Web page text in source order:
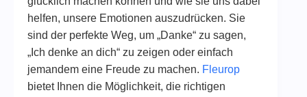
helfen, unsere Emotionen auszudrücken. Sie
sind der perfekte Weg, um „Danke“ zu sagen,
„Ich denke an dich“ zu zeigen oder einfach
jemandem eine Freude zu machen. Fleurop
bietet Ihnen die Möglichkeit, die richtigen